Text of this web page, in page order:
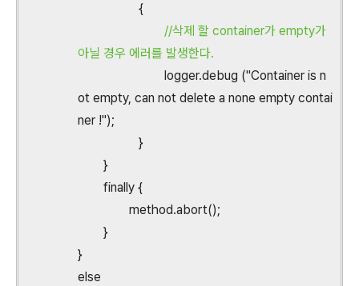
{
//삭제 할 container가 empty가
아닐 경우 에러를 발생한다.
logger.debug ("Container is n
ot empty, can not delete a none empty contai
ner !");
}
}
finally {
method.abort();
}
}
else